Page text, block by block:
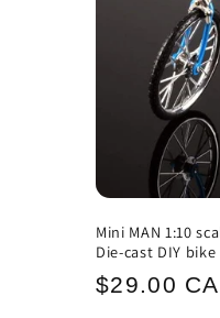
Mini MAN 1:10
Die-cast DIY
Normaler
$29.00